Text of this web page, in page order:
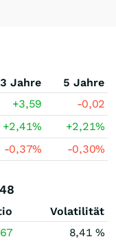
3 Jahre
5 Jahre
+3,59
-0,02
+2,41% +2,21%
-0,37% -0,30%
Volatilität
8,41 %